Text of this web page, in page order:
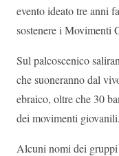
evento ideato tre anni
sostenere i Movimenti
Sul palcoscenico
che suoneranno dal
ebraico, oltre che 30
dei movimenti giovanili.
Alcuni nomi dei